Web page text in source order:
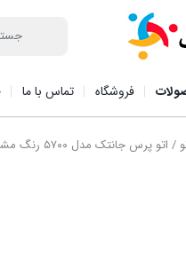
فروشگاه تماس با ما
/ اتو پرس جانتک مدل ۵۷۰۰ رنگ مشکی